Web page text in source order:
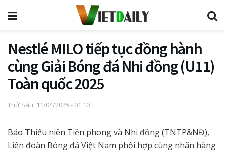
Nestlé MILO tiếp tục đồng hành
cùng Giải Bóng đá Nhi đồng (U11)
Toàn quốc 2025
Thứ Sáu, 11/04/2025 - 01:10
Báo Thiếu niên Tiền phong và Nhi đồng (TNTP&NĐ),
Liên đoàn Bóng đá Việt Nam phối hợp cùng nhãn hàng